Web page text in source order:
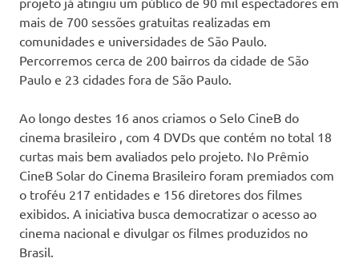
mais de 700 sessões gratuitas realizadas em
comunidades e universidades de São Paulo.
Percorremos cerca de 200 bairros da cidade de São
Paulo e 23 cidades fora de São Paulo.
Ao longo destes 16 anos criamos o Selo CineB do
cinema brasileiro , com 4 DVDs que contém no total 18
curtas mais bem avaliados pelo projeto. No Prêmio
CineB Solar do Cinema Brasileiro foram premiados com
o troféu 217 entidades e 156 diretores dos filmes
exibidos. A iniciativa busca democratizar o acesso ao
cinema nacional e divulgar os filmes produzidos no
Brasil.